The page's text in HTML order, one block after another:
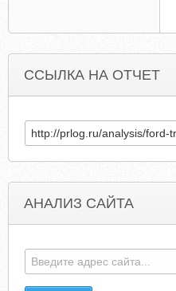
ССЫЛКА НА ОТЧЕТ
АНАЛИЗ САЙТА